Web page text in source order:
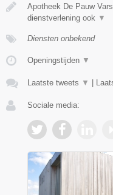
Apotheek De Pauw
dienstverlening ook ▼
Diensten onbekend
Openingstijden ▼
Laatste tweets ▼
Sociale media: